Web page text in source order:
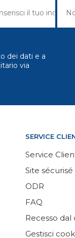
dei dati e a
via
SERVICE
Service
Site sécurisé
ODR
FAQ
Recesso
Gestisci